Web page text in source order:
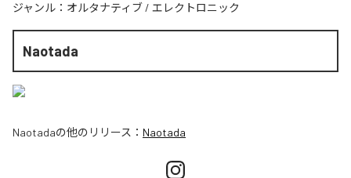
ジャンル： オルタナティブ / エレクトロニック
Naotada
Naotadaの他のリリース： Naotada